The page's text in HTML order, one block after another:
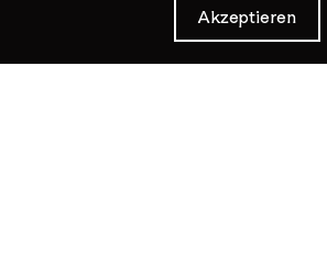
KiK Kultur im Kammgarn
Baumgartenstrasse 19
8200 Schaffhausen
Akzeptieren